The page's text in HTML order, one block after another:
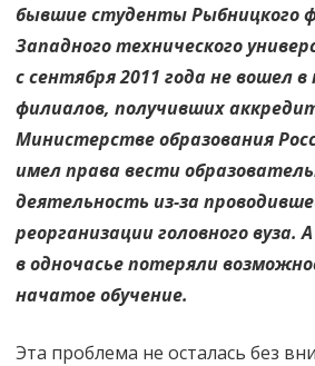
бывшие студенты Рыбницкого
Западного технического
с сентября 2011 года не вошел в
филиалов, получивших
Министерстве образования
имел права вести
деятельность из-за
реорганизации головного вуза.
в одночасье потеряли
начатое обучение.
Эта проблема не осталась без